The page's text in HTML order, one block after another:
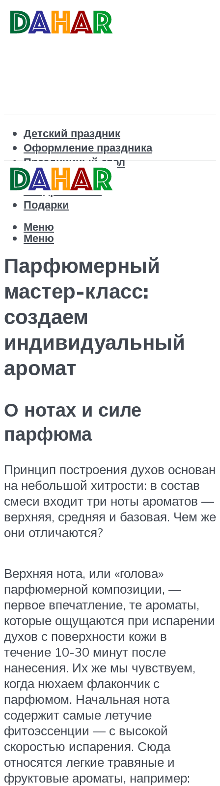
Детский праздник
Оформление праздника
Праздничный стол
Корпоратив
Поздравления
Подарки
Меню
Меню
Парфюмерный
мастер-класс:
создаем
индивидуальный
аромат
О нотах и силе
парфюма
Принцип построения духов основан
на небольшой хитрости: в состав
смеси входит три ноты ароматов —
верхняя, средняя и базовая. Чем же
они отличаются?
Верхняя нота, или «голова»
парфюмерной композиции, —
первое впечатление, те ароматы,
которые ощущаются при испарении
духов с поверхности кожи в
течение 10-30 минут после
нанесения. Их же мы чувствуем,
когда нюхаем флакончик с
парфюмом. Начальная нота
содержит самые летучие
фитоэссенции — с высокой
скоростью испарения. Сюда
относятся легкие травяные и
фруктовые ароматы, например: